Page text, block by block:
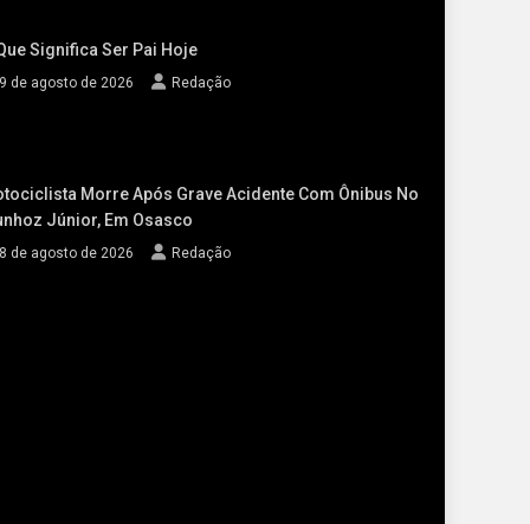
Significa Ser Pai Hoje
9 de agosto de 2026 Redação
Morre Após Grave Acidente Com Ônibus No
Júnior, Em Osasco
8 de agosto de 2026 Redação